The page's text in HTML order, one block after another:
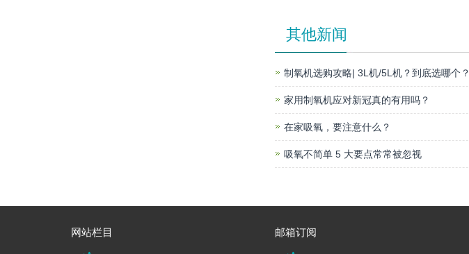
其他新闻
制氧机选购攻略| 3L机/5L机？到底选哪个？
家用制氧机应对新冠真的有用吗？
在家吸氧，要注意什么？
吸氧不简单 5 大要点常常被忽视
网站栏目 邮箱订阅